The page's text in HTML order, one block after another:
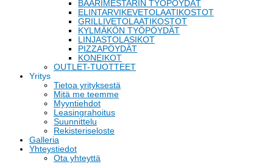
BAARIMESTARIN TYÖPÖYDÄT
ELINTARVIKEVETOLAATIKOSTOT
GRILLIVETOLAATIKOSTOT
KYLMÄKÖN TYÖPÖYDÄT
LINJASTOLASIKOT
PIZZAPÖYDÄT
KONEIKOT
OUTLET-TUOTTEET
Yritys
Tietoa yrityksestä
Mitä me teemme
Myyntiehdot
Leasingrahoitus
Suunnittelu
Rekisteriseloste
Galleria
Yhteystiedot
Ota yhteyttä